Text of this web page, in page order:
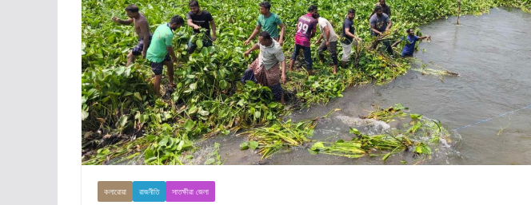
কলারোয়া রাজনীতি সাতক্ষীরা জেলা